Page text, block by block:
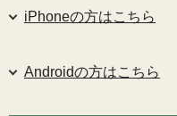
iPhoneの方はこちら
Androidの方はこちら